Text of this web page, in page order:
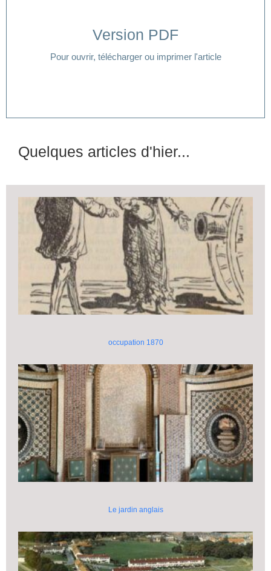
Version PDF
Pour ouvrir, télécharger ou imprimer l'article
Cliquer ici
Quelques articles d'hier...
occupation 1870
Le jardin anglais